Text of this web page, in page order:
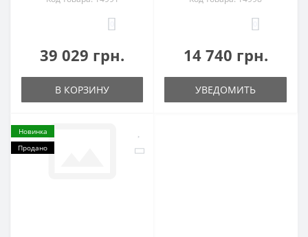
39 029 грн.
В КОРЗИНУ
14 740 грн.
УВЕДОМИТЬ
Новинка
Продано